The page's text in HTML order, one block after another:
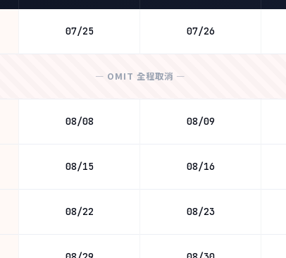
07/25 07/26
— OMIT 全程取消 —
08/08 08/09
08/15 08/16
08/22 08/23